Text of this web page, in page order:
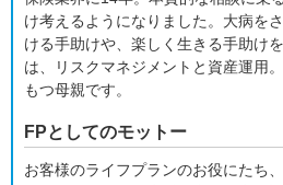
け考えるようになりました。大病を
ける手助けや、楽しく生きる手助け
は、リスクマネジメントと資産運用
もつ母親です。
FPとしてのモットー
お客様のライフプランのお役にたち